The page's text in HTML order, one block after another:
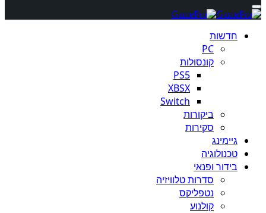
חדשות
PC
קונסולות
PS5
XBSX
Switch
ביקורות
סקירות
גיימינג
טכנולוגיה
בידור ופנאי
סדרות טלוויזיה
נטפליקס
קולנוע